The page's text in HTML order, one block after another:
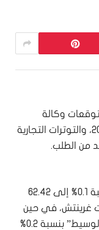
وكالة
الطاقة الدولية فائضا بالمعروض خلال 2026، والتوترات التجارية
من الطلب.
وارتفعت العقود الآجلة لخام “برنت” بنسبة 0.1% إلى 62.42
بحلول الساعة 11:45 بتوقيت غرينتش، في حين
زادت العقود الآجلة لخام “غرب تكساس الوسيط” بنسبة 0.2%